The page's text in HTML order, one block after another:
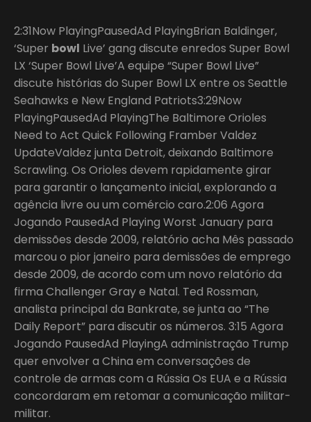
2:31Now PlayingPausedAd PlayingBrian Baldinger,
‘Super bowl Live’ gang discute enredos Super Bowl
LX ‘Super Bowl Live’A equipe “Super Bowl Live”
discute histórias do Super Bowl LX entre os Seattle
Seahawks e New England Patriots3:29Now
PlayingPausedAd PlayingThe Baltimore Orioles
Need to Act Quick Following Framber Valdez
UpdateValdez junta Detroit, deixando Baltimore
Scrawling. Os Orioles devem rapidamente girar
para garantir o lançamento inicial, explorando a
agência livre ou um comércio caro.2:06 Agora
Jogando PausedAd Playing Worst January para
demissões desde 2009, relatório acha Mês passado
marcou o pior janeiro para demissões de emprego
desde 2009, de acordo com um novo relatório da
firma Challenger Gray e Natal. Ted Rossman,
analista principal da Bankrate, se junta ao “The
Daily Report” para discutir os números. 3:15 Agora
Jogando PausedAd PlayingA administração Trump
quer envolver a China em conversações de
controle de armas com a Rússia Os EUA e a Rússia
concordaram em retomar a comunicação militar-
militar.